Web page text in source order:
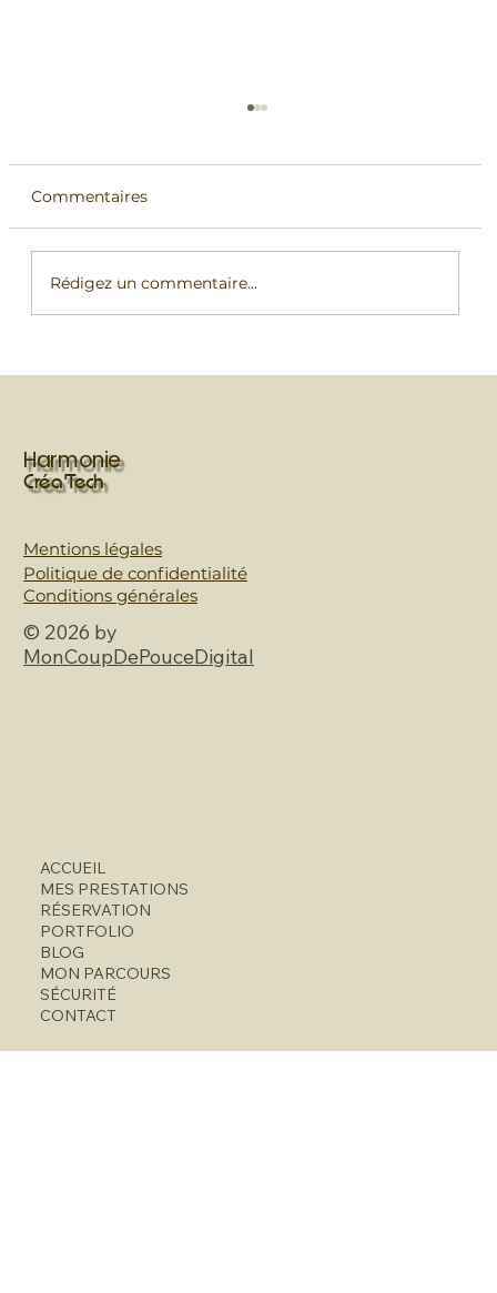
Commentaires
Rédigez un commentaire...
Harmonie
Créa'Tech
ACCUEIL
MES PRESTATIONS
RÉSERVATION
PORTFOLIO
BLOG
MON PARCOURS
SÉCURITÉ
CONTACT
Mentions légales
Politique de confidentialité
Conditions générales
© 2026 by
MonCoupDePouceDigital